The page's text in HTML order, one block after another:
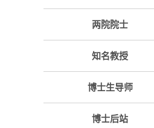
两院院士
知名教授
博士生导师
博士后站